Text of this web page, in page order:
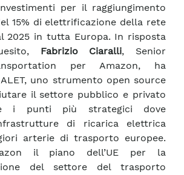
per il raggiungimento
15% di elettrificazione della rete
2025 in tutta Europa. In risposta
Fabrizio Ciaralli, Senior
per Amazon, ha
uno strumento open source
il settore pubblico e privato
i punti più strategici dove
di ricarica elettrica
arterie di trasporto europee.
il piano dell’UE per la
del settore del trasporto